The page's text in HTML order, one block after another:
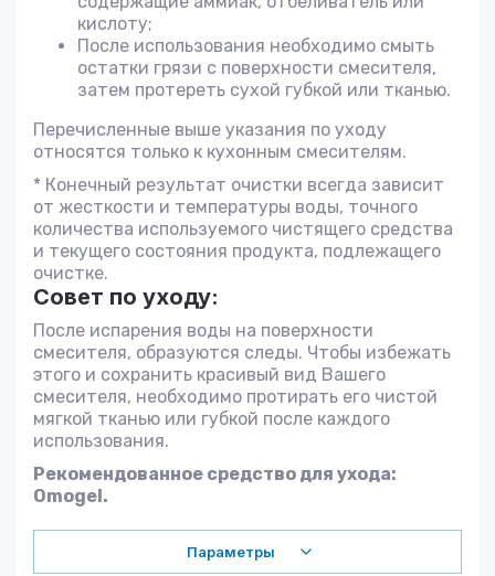
кислоту;
После использования необходимо смыть
остатки грязи с поверхности смесителя,
затем протереть сухой губкой или тканью.
Перечисленные выше указания по уходу
относятся только к кухонным смесителям.
* Конечный результат очистки всегда зависит
от жесткости и температуры воды, точного
количества используемого чистящего средства
и текущего состояния продукта, подлежащего
очистке.
Совет по уходу:
После испарения воды на поверхности
смесителя, образуются следы. Чтобы избежать
этого и сохранить красивый вид Вашего
смесителя, необходимо протирать его чистой
мягкой тканью или губкой после каждого
использования.
Рекомендованное средство для ухода:
Omogel.
Параметры